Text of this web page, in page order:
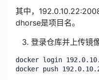
其中，
dhorse是项目名。
登录仓库并上传镜
docker login
docker push